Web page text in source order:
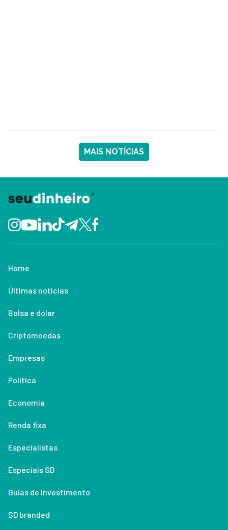
MAIS NOTÍCIAS
Home
Últimas notícias
Bolsa e dólar
Criptomoedas
Empresas
Política
Economia
Renda fixa
Especialistas
Especiais SD
Guias de investimento
SD branded